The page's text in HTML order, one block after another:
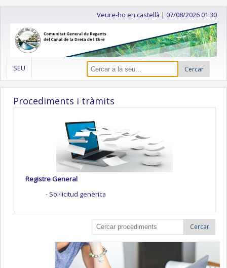
Veure-ho en castellà |07/08/2026 01:30
SEU Cercar
Procediments i tràmits
Registre General
Sol·licitud genèrica
Cercar